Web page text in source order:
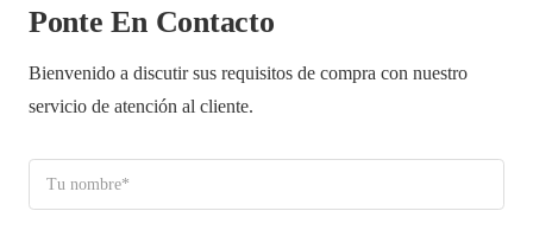
Ponte En Contacto
Bienvenido a discutir sus requisitos de compra con nuestro
servicio de atención al cliente.